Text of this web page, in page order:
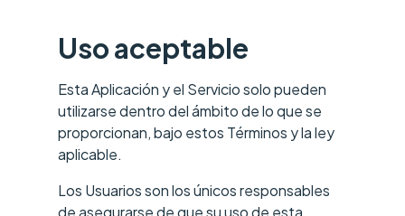
Uso aceptable
Esta Aplicación y el Servicio solo pueden
utilizarse dentro del ámbito de lo que se
proporcionan, bajo estos Términos y la ley
aplicable.
Los Usuarios son los únicos responsables
de asegurarse de que su uso de esta